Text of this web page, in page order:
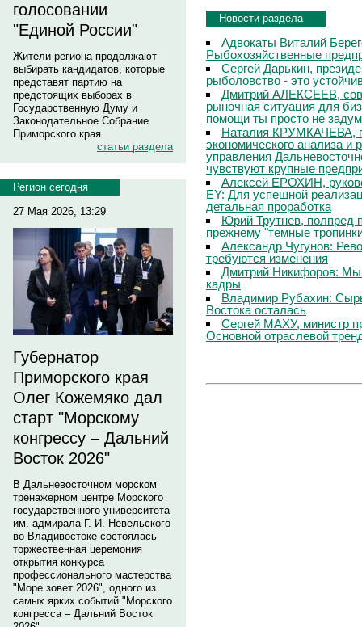
голосовании
"Единой России"
Жители региона продолжают
выбирать кандидатов, которые
представят партию на
предстоящих выборах в
Государственную Думу и
Законодательное Собрание
Приморского края.
статьи раздела
Регион сегодня
27 Мая 2026, 13:29
Губернатор
Приморского края
Олег Кожемяко дал
старт "Морскому
конгрессу – Дальний
Восток 2026"
В Дальневосточном морском
тренажерном центре Морского
государственного университета
им. адмирала Г. И. Невельского
во Владивостоке состоялась
торжественная церемония
открытия конкурса
профессионального мастерства
"Море зовет 2026", одного из
самых ярких событий "Морского
конгресса – Дальний Восток
Новости раздела
Адвокаты Виталий
Рыбохозяйственные
Сергей Дарькин,
рыболовство - это
Дмитрий АЛЕКСЕЕВ,
рыночная ситуация для
помощи ты просто не
Наталия КРУМКАЧЕВА,
экономического анализа и
управления
чувствуют крупные
Алексей ЕРОХИН,
EY: Для успешной
детальная проработка
Юрий Трутнев, полпред
прежнему "темные
Александр Чугунов:
требуются изменения
Дмитрий Никифоров: Мы
кадры
Владимир Рубахин:
Востока осталась
Сергей МАХУ, министр
Основной отраслевой